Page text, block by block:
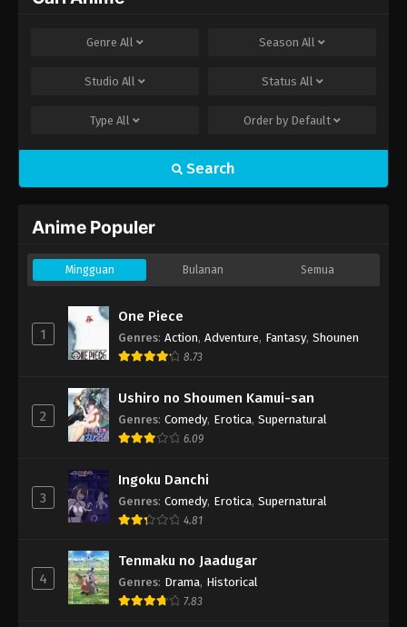
Genre All Season All
Studio All Status All
Type All Order by Default
Search
Anime Populer
Mingguan Bulanan Semua
1
One Piece
Genres: Action, Adventure, Fantasy, Shounen
8.73
2
Ushiro no Shoumen Kamui-san
Genres: Comedy, Erotica, Supernatural
6.09
3
Ingoku Danchi
Genres: Comedy, Erotica, Supernatural
4.81
4
Tenmaku no Jaadugar
Genres: Drama, Historical
7.83